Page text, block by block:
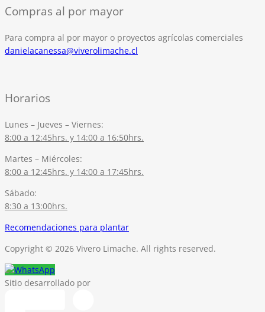
Compras al por mayor
Para compra al por mayor o proyectos agrícolas comerciales
danielacanessa@viverolimache.cl
Horarios
Lunes – Jueves – Viernes:
8:00 a 12:45hrs. y 14:00 a 16:50hrs.
Martes – Miércoles:
8:00 a 12:45hrs. y 14:00 a 17:45hrs.
Sábado:
8:30 a 13:00hrs.
Recomendaciones para plantar
Copyright © 2026 Vivero Limache. All rights reserved.
Sitio desarrollado por